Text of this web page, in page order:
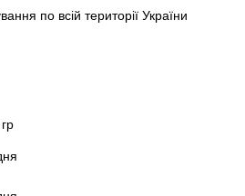
по всій території України